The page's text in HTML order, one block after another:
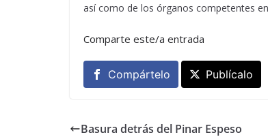
así como de los órganos competentes
Comparte este/a entrada
Compártelo Publícalo
Basura detrás del Pinar Espeso